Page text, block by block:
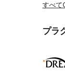
すべて
プラ